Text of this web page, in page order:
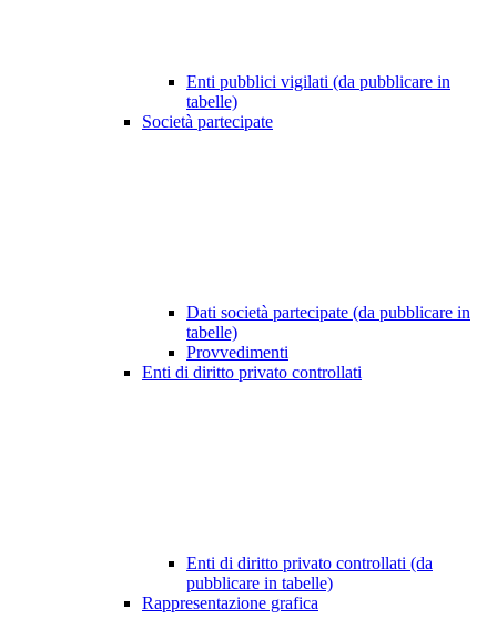
Enti pubblici vigilati (da pubblicare in
tabelle)
Società partecipate
Dati società partecipate (da pubblicare in
tabelle)
Provvedimenti
Enti di diritto privato controllati
Enti di diritto privato controllati (da
pubblicare in tabelle)
Rappresentazione grafica